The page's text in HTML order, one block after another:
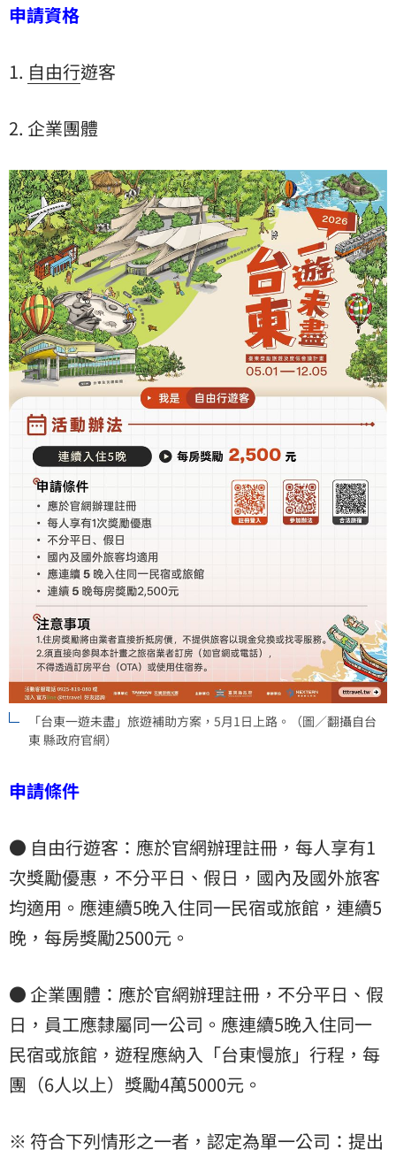
申請資格
1. 自由行遊客
2. 企業團體
「台東一遊未盡」旅遊補助方案，5月1日上路。（圖／翻攝自台
東 縣政府官網）
申請條件
● 自由行遊客：應於官網辦理註冊，每人享有1
次獎勵優惠，不分平日、假日，國內及國外旅客
均適用。應連續5晚入住同一民宿或旅館，連續5
晚，每房獎勵2500元。
● 企業團體：應於官網辦理註冊，不分平日、假
日，員工應隸屬同一公司。應連續5晚入住同一
民宿或旅館，遊程應納入「台東慢旅」行程，每
團（6人以上）獎勵4萬5000元。
※ 符合下列情形之一者，認定為單一公司：提出